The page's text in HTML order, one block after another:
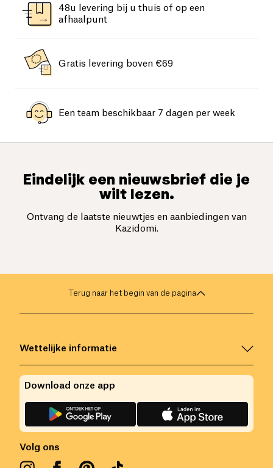
48u levering bij u thuis of op een
afhaalpunt
Gratis levering boven €69
Een team beschikbaar 7 dagen per week
Eindelijk een nieuwsbrief die je
wilt lezen.
Ontvang de laatste nieuwtjes en aanbiedingen van
Kazidomi.
Terug naar het begin van de pagina
Wettelijke informatie
Volg ons
Download onze app